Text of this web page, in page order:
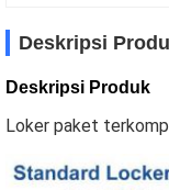
Deskripsi
Deskripsi Produk
Loker paket